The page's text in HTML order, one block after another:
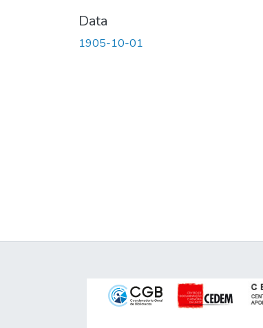
Data
1905-10-01